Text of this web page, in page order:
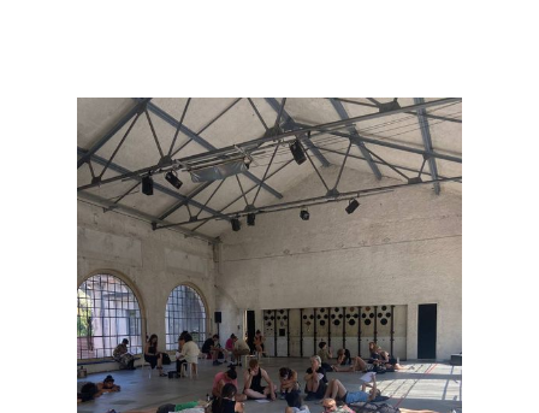
Mirjam Steffen
Living the same Questions
2022